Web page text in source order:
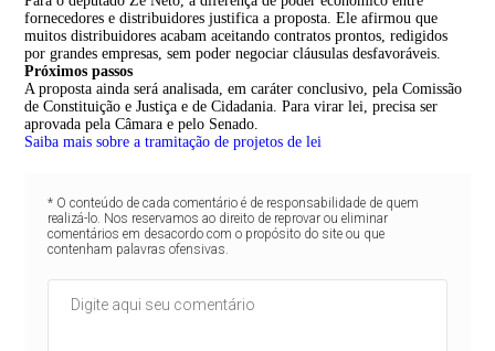
fornecedores e distribuidores justifica a proposta. Ele afirmou que
muitos distribuidores acabam aceitando contratos prontos, redigidos
por grandes empresas, sem poder negociar cláusulas desfavoráveis.
Próximos passos
A proposta ainda será analisada, emcaráter conclusivo, pela Comissão
de Constituição e Justiça e de Cidadania. Para virar lei, precisa ser
aprovada pela Câmara e pelo Senado.
Saiba mais sobre a tramitação de projetos de lei
* O conteúdo de cada comentário é de responsabilidade de quem
realizá-lo. Nos reservamos ao direito de reprovar ou eliminar
comentários em desacordo com o propósito do site ou que
contenham palavras ofensivas.